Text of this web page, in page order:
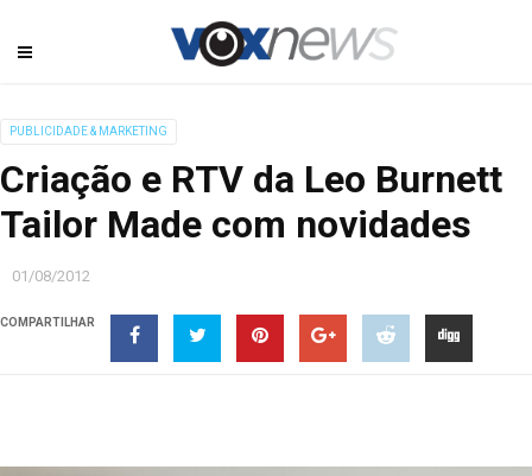
PUBLICIDADE & MARKETING
Criação e RTV da Leo Burnett
Tailor Made com novidades
01/08/2012
COMPARTILHAR